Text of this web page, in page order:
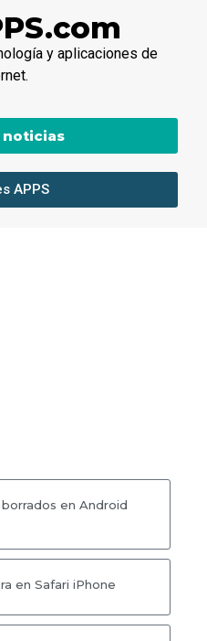
y aplicaciones de
APPS
noticias
en Android
en Safari iPhone